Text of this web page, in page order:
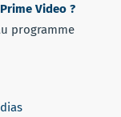
Video ?
programme